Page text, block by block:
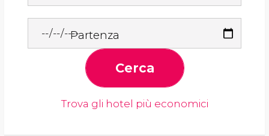
Partenza
Cerca
Trova gli hotel più economici